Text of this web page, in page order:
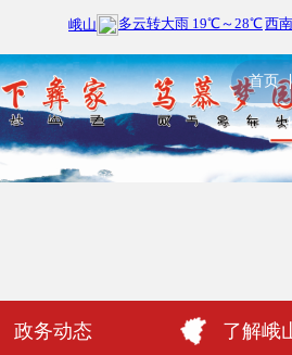
首页
政务动态 了解峨